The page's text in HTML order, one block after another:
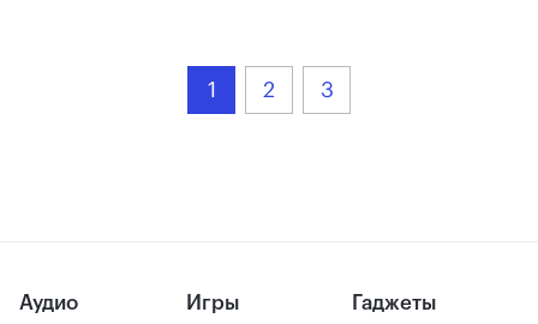
1 2 3
Аудио Игры Гаджеты